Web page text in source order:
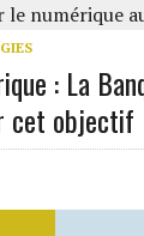
: La
cet objectif